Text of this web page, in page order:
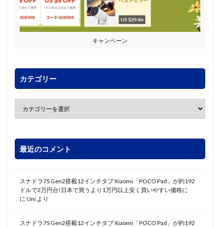
キャンペーン
カテゴリー
最近のコメント
スナドラ7S Gen2搭載12インチタブ Xiaomi「POCO Pad」が約192
ドルで2万円台!日本で買うより1万円以上安く買いやすい価格に
に Uni より
スナドラ7S Gen2搭載12インチタブ Xiaomi「POCO Pad」が約192